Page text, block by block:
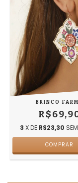
BRINCO
3 X DE R$23,30